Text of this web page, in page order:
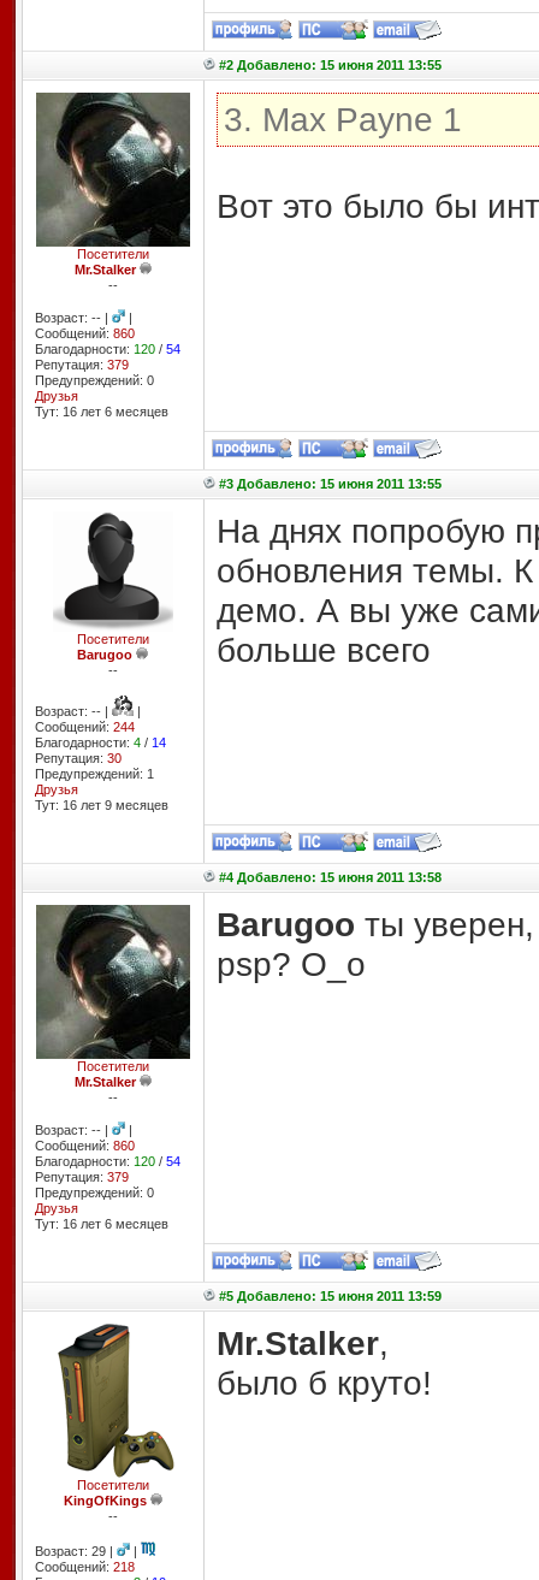
#2 Добавлено: 15 июня 2011 13:55
Посетители
Mr.Stalker
--
Возраст: -- |
|
Сообщений: 860
Благодарности: 120/ 54
Репутация: 379
Предупреждений: 0
Друзья
Тут: 16 лет 6 месяцев
3. Max Payne 1
Вот это было бы
#3 Добавлено: 15 июня 2011 13:55
Посетители
Barugoo
--
Возраст: -- |
|
Сообщений: 244
Благодарности: 4/ 14
Репутация: 30
Предупреждений: 1
Друзья
Тут: 16 лет 9 месяцев
На днях попробую
обновления темы.
демо. А вы уже
больше всего
#4 Добавлено: 15 июня 2011 13:58
Посетители
Mr.Stalker
--
Возраст: -- |
|
Сообщений: 860
Благодарности: 120/ 54
Репутация: 379
Предупреждений: 0
Друзья
Тут: 16 лет 6 месяцев
Barugoo ты
psp? O_o
#5 Добавлено: 15 июня 2011 13:59
Посетители
KingOfKings
--
Возраст: 29 |
|
Сообщений: 218
Mr.Stalker,
было б круто!